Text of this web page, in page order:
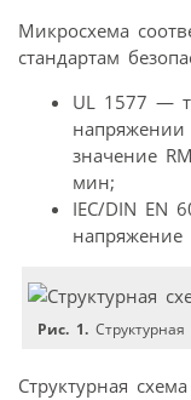
Микросхема
стандартам
UL 1577 —
напряжении
значение
мин;
IEC/DIN EN
Рис. 1.
Структурная